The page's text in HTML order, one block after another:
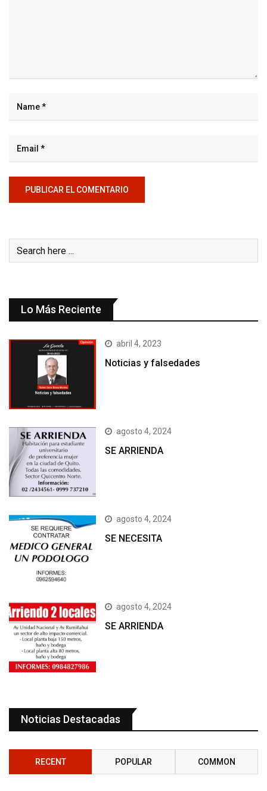
Lo Más Reciente
abril 4, 2023
Noticias y falsedades
agosto 4, 2024
SE ARRIENDA
agosto 4, 2024
SE NECESITA
agosto 4, 2024
SE ARRIENDA
Noticias Destacadas
RECENT POPULAR COMMON